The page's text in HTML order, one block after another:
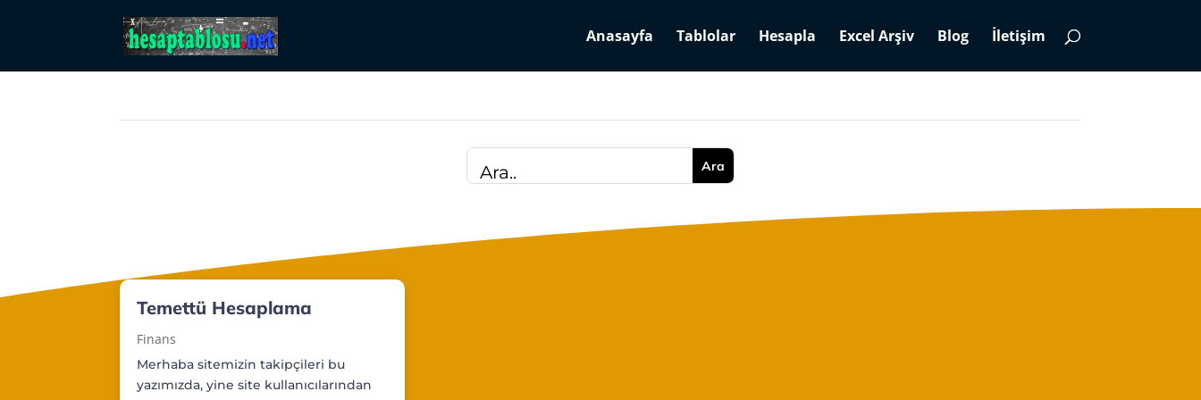
Anasayfa Tablolar Hesapla Excel Arşiv Blog İletişim
Temettü Hesaplama
Finans
Merhaba sitemizin takipçileri bu
yazımızda, yine site kullanıcılarından